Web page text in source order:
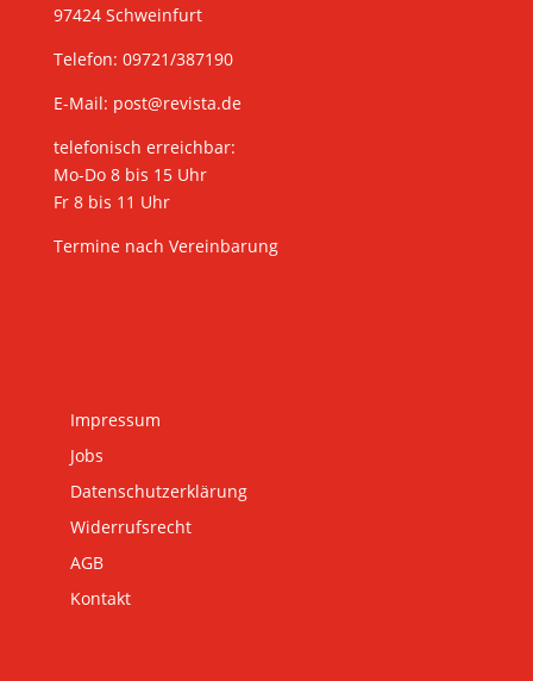
97424 Schweinfurt
Telefon: 09721/387190
E-Mail: post@revista.de
telefonisch erreichbar:
Mo-Do 8 bis 15 Uhr
Fr 8 bis 11 Uhr
Termine nach Vereinbarung
Impressum
Jobs
Datenschutzerklärung
Widerrufsrecht
AGB
Kontakt